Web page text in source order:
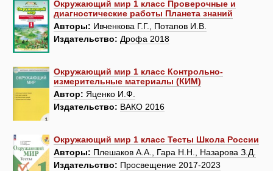
Окружающий мир 1 класс Проверочные и
диагностические работы Планета знаний
Авторы: Ивченкова Г.Г., Потапов И.В.
Издательство: Дрофа 2018
Окружающий мир 1 класс Контрольно-
измерительные материалы (КИМ)
Автор: Яценко И.Ф.
Издательство: ВАКО 2016
Окружающий мир 1 класс Тесты Школа России
Авторы: Плешаков А.А., Гара Н.Н., Назарова З.Д.
Издательство: Просвещение 2017-2023